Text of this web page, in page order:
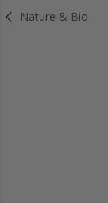
Nature & Bio